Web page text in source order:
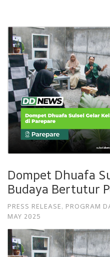
Dompet Dhuafa
Budaya Bertutur
PRESS RELEASE, PROGRAM
MAY 2025